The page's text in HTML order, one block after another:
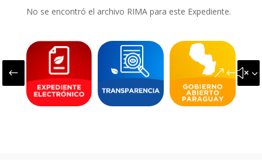
No se encontró el archivo RIMA para este Expediente.
#